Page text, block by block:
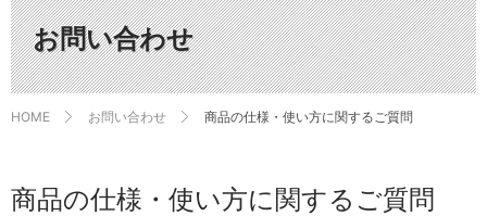
開
く
お問い合わせ
HOME お問い合わせ 商品の仕様・使い方に関するご質問
商品の仕様・使い方に関するご質問